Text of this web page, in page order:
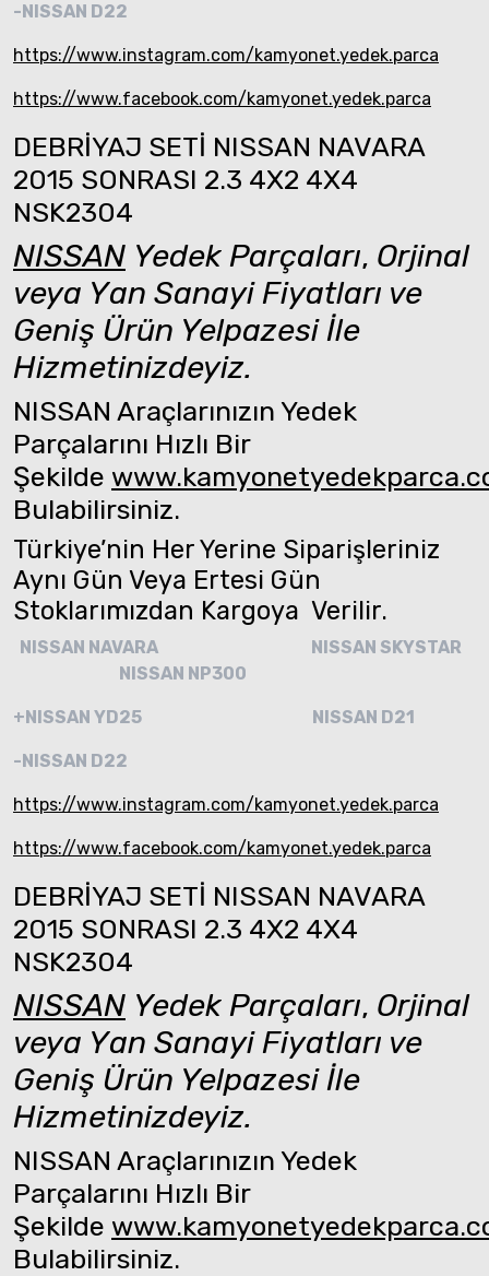
-NISSAN D22
https://www.instagram.com/kamyonet.yedek.parca
https://www.facebook.com/kamyonet.yedek.parca
DEBRİYAJ SETİ NISSAN NAVARA
2015 SONRASI 2.3 4X2 4X4
NSK2304
NISSAN Yedek Parçaları, Orjinal
veya Yan Sanayi Fiyatları ve
Geniş Ürün Yelpazesi İle
Hizmetinizdeyiz.
NISSAN Araçlarınızın Yedek
Parçalarını Hızlı Bir
Şekilde
Bulabilirsiniz.
Türkiye’nin Her Yerine Siparişleriniz
Aynı Gün Veya Ertesi Gün
Stoklarımızdan Kargoya Verilir.
NISSAN NAVARA
NISSAN SKYSTAR
NISSAN NP300
+NISSAN YD25 NISSAN D21
-NISSAN D22
https://www.instagram.com/kamyonet.yedek.parca
https://www.facebook.com/kamyonet.yedek.parca
DEBRİYAJ SETİ NISSAN NAVARA
2015 SONRASI 2.3 4X2 4X4
NSK2304
NISSAN Yedek Parçaları, Orjinal
veya Yan Sanayi Fiyatları ve
Geniş Ürün Yelpazesi İle
Hizmetinizdeyiz.
NISSAN Araçlarınızın Yedek
Parçalarını Hızlı Bir
Şekilde
Bulabilirsiniz.